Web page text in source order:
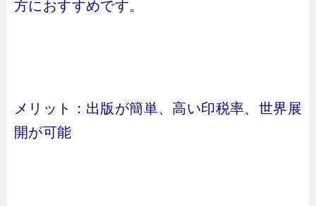
方におすすめです。
メリット：出版が簡単、高い印税率、世界展
開が可能